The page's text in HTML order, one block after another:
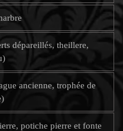
dépareillés, theillere,
ancienne, trophée de
potiche pierre et fonte